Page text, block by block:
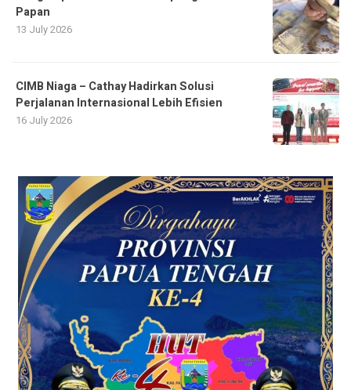
Papan
13 July 2026
CIMB Niaga – Cathay Hadirkan Solusi
Perjalanan Internasional Lebih Efisien
16 July 2026